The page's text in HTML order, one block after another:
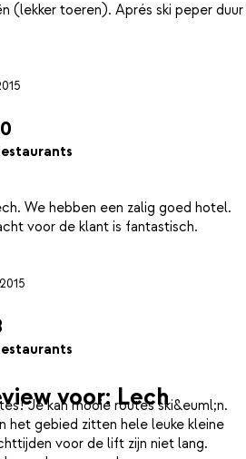
(lekker toeren). Aprés ski peper duur
We hebben een zalig goed hotel.
Je kan mooie routes ski&euml;n.
het gebied zitten hele leuke kleine
voor de lift zijn niet lang.
voor: Lech